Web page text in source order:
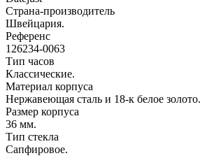
Страна-производитель
Швейцария.
Референс
126234-0063
Тип часов
Классические.
Материал корпуса
Нержавеющая сталь и 18-к белое золото.
Размер корпуса
36 мм.
Тип стекла
Сапфировое.